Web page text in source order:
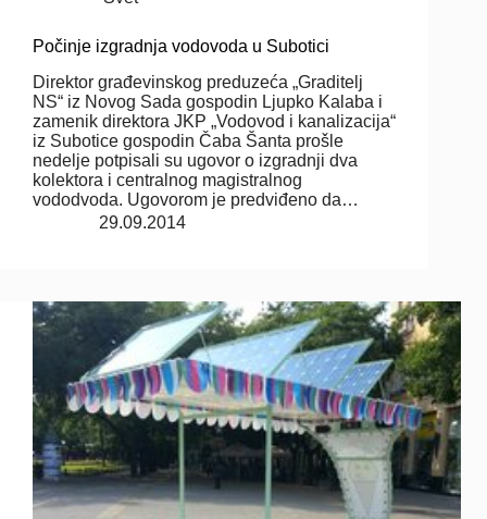
Počinje izgradnja vodovoda u Subotici
Direktor građevinskog preduzeća „Graditelj
NS“ iz Novog Sada gospodin Ljupko Kalaba i
zamenik direktora JKP „Vodovod i kanalizacija“
iz Subotice gospodin Čaba Šanta prošle
nedelje potpisali su ugovor o izgradnji dva
kolektora i centralnog magistralnog
vododvoda. Ugovorom je predviđeno da…
29.09.2014